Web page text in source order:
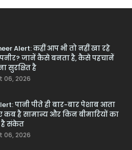
Alert: कहीं आप भी तो नहीं खा रहे
जानें कैसे बनता है, कैसे पहचानें
सुरक्षित है
06, 2026
पानी पीते ही बार-बार पेशाब आता
कब है सामान्य और किन बीमारियों का
है संकेत
06, 2026